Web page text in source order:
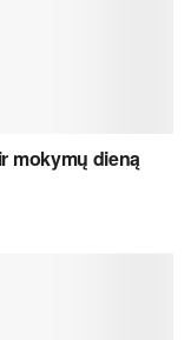
mokymų dieną